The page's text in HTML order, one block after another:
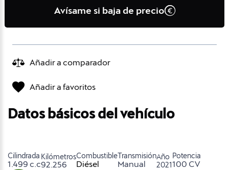
Avísame si baja de precio
Añadir a comparador
Añadir a favoritos
Datos básicos del vehículo
Cilindrada
1.499 c.c
Kilómetros
92.256
Combustible
Diésel
Transmisión
Manual
Año
2021
Potencia
100 CV